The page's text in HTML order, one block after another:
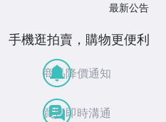
最新公告
手機逛拍賣，購物更便利
商品降價通知
買賣即時溝通